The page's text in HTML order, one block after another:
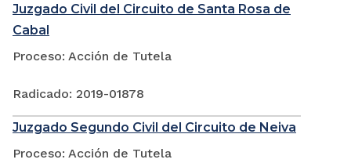
Juzgado Civil del Circuito de Santa Rosa de
Cabal
Proceso: Acción de Tutela
Radicado: 2019-01878
Juzgado Segundo Civil del Circuito de Neiva
Proceso: Acción de Tutela